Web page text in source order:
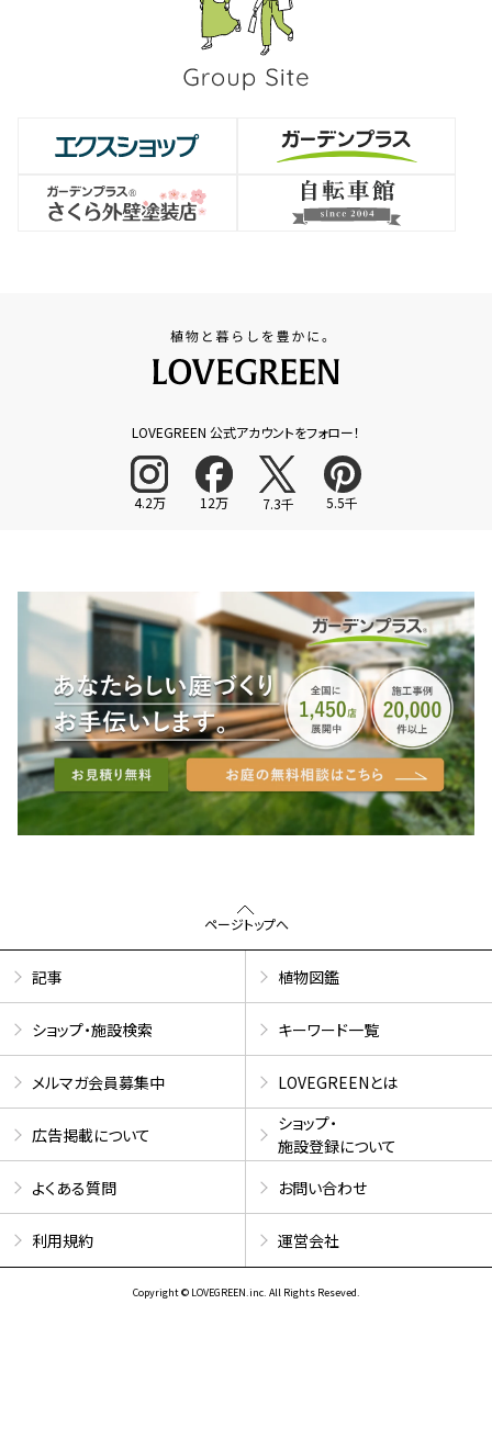
LOVEGREEN 公式アカウントをフォロー！
4.2万 12万 7.3千 5.5千
ページトップへ
記事 植物図鑑
ショップ・施設検索 キーワード一覧
メルマガ会員募集中 LOVEGREENとは
広告掲載について
ショップ・
施設登録について
よくある質問
お問い合わせ
利用規約 運営会社
Copyright © LOVEGREEN.inc. All Rights Reseved.